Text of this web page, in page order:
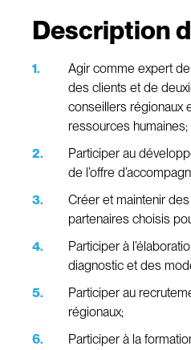
Description
Agir comme expert
des clients et de
conseillers régionaux
ressources humaines;
Participer au
de l’offre
Créer et maintenir
partenaires choisis
Participer à
diagnostic et des
Participer au
régionaux;
Participer à la